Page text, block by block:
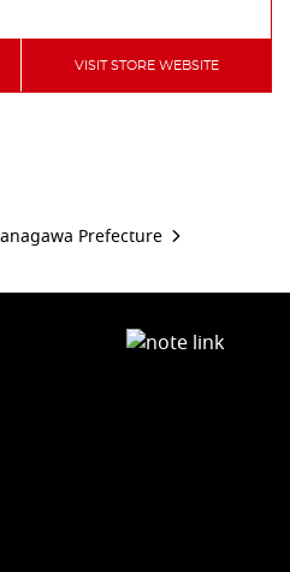
VISIT STORE WEBSITE
Prefecture